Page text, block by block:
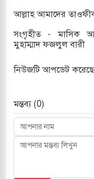
আল্লাহ আমাদের
সংগৃহীত - মাসিক
মুহাম্মাদ ফজলুল বারী
নিউজটি আপডেট
মন্তব্য (0)